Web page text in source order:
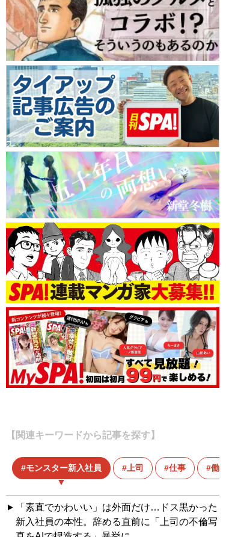
【関連キーワードから記事を探す】
モンスター新入社員 上司 仕事 働き方
「素直でかわいい」は外面だけ…ドス黒かった
新入社員の本性。辞める直前に「上司の不倫写